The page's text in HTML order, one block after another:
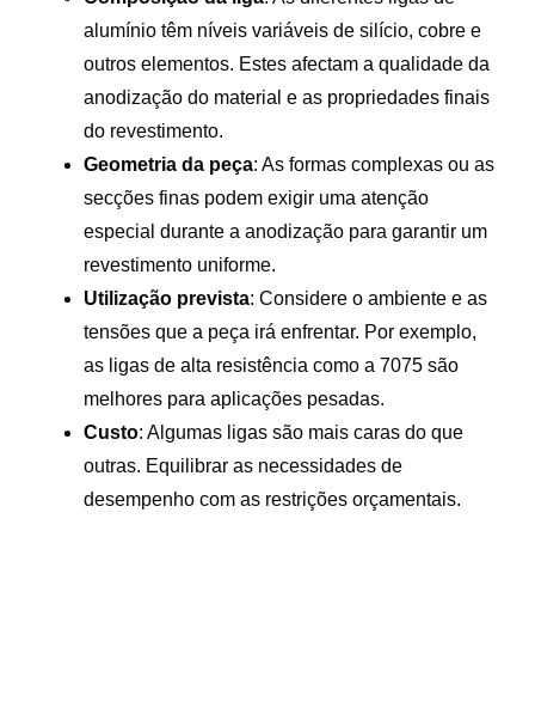
alumínio têm níveis variáveis de silício, cobre e
outros elementos. Estes afectam a qualidade da
anodização do material e as propriedades finais
do revestimento.
Geometria da peça: As formas complexas ou as
secções finas podem exigir uma atenção
especial durante a anodização para garantir um
revestimento uniforme.
Utilização prevista: Considere o ambiente e as
tensões que a peça irá enfrentar. Por exemplo,
as ligas de alta resistência como a 7075 são
melhores para aplicações pesadas.
Custo: Algumas ligas são mais caras do que
outras. Equilibrar as necessidades de
desempenho com as restrições orçamentais.